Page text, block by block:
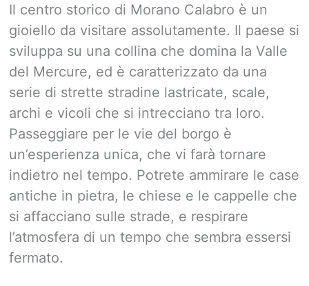
Il centro storico di Morano Calabro è un
gioiello da visitare assolutamente. Il paese si
sviluppa su una collina che domina la Valle
del Mercure, ed è caratterizzato da una
serie di strette stradine lastricate, scale,
archi e vicoli che si intrecciano tra loro.
Passeggiare per le vie del borgo è
un’esperienza unica, che vi farà tornare
indietro nel tempo. Potrete ammirare le case
antiche in pietra, le chiese e le cappelle che
si affacciano sulle strade, e respirare
l’atmosfera di un tempo che sembra essersi
fermato.